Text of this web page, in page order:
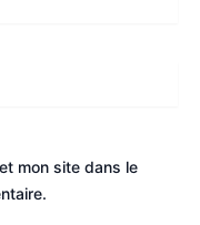
mon site dans le